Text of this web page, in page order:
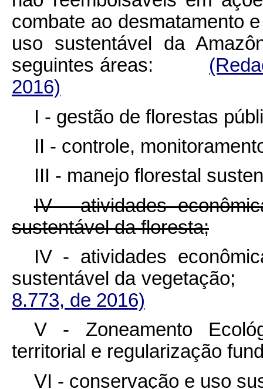
combate ao desmatamento
uso sustentável da
seguintes áreas:
2016)
I - gestão de florestas
II - controle,
III - manejo florestal
IV - atividades
sustentável da floresta;
IV - atividades
sustentável da
8.773, de 2016)
V - Zoneamento
territorial e regularização
VI - conservação e uso